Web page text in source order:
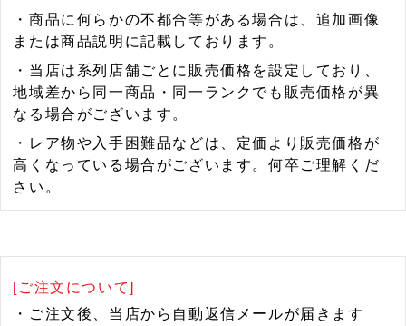
・商品に何らかの不都合等がある場合は、追加画像
または商品説明に記載しております。
・当店は系列店舗ごとに販売価格を設定しており、
地域差から同一商品・同一ランクでも販売価格が異
なる場合がございます。
・レア物や入手困難品などは、定価より販売価格が
高くなっている場合がございます。何卒ご理解くだ
さい。
[ご注文について]
・ご注文後、当店から自動返信メールが届きます